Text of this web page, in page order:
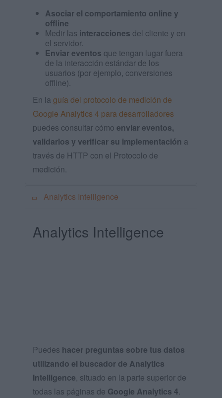
Asociar el comportamiento online y
offline
Medir las interacciones del cliente y en
el servidor.
Enviar eventos que tengan lugar fuera
de la interacción estándar de los
usuarios (por ejemplo, conversiones
offline).
En la guía del protocolo de medición de
Google Analytics 4 para desarrolladores
puedes consultar cómo enviar eventos,
validarlos y verificar su implementación a
través de HTTP con el Protocolo de
medición.
Analytics Intelligence
Analytics Intelligence
Puedes hacer preguntas sobre tus datos
utilizando el buscador de Analytics
Intelligence, situado en la parte superior de
todas las páginas de Google Analytics 4.